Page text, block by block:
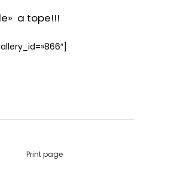
a tope!!!
Print page